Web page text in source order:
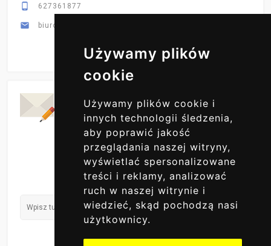
Używamy plików
cookie
Używamy plików cookie i
innych technologii śledzenia,
aby poprawić jakość
przeglądania naszej witryny,
wyświetlać spersonalizowane
treści i reklamy, analizować
ruch w naszej witrynie i
wiedzieć, skąd pochodzą nasi
użytkownicy.
 627361877
 biuro@primex-hurt.pl
Codzienne Aktualizacje
ZAPISZ SIĘ DO NAS